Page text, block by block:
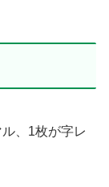
、1枚が字レ